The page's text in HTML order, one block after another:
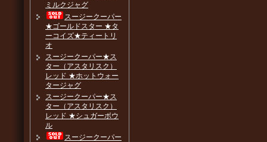
ミルクジャグ
スージークーパー
★ゴールドスター ★タ
ーコイズ★ティートリ
オ
スージークーパー★ス
ター（アスタリスク）
レッド ★ホットウォー
タージャグ
スージークーパー★ス
ター（アスタリスク）
レッド ★シュガーボウ
ル
スージークーパー